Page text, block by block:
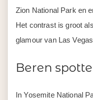
Zion National Park en
Het contrast is groot
glamour van Las
Beren
In Yosemite National